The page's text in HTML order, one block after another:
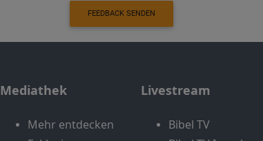
FEEDBACK SENDEN
Mediathek
Mehr entdecken
Livestream
Bibel TV